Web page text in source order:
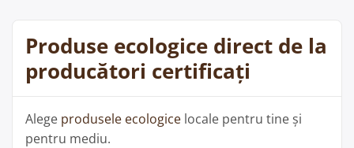
Produse ecologice direct de la
producători certificați
Alege produsele ecologice locale pentru tine și
pentru mediu.